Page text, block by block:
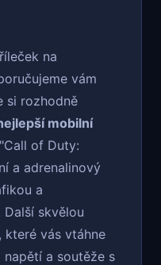
na
vám
si rozhodně
mobilní
of Duty:
a adrenalinový
a
skvělou
které vás vtáhne
a soutěže s